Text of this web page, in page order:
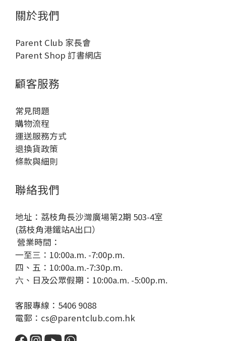
關於我們
Parent Club 家長會
Parent Shop 訂書網店
顧客服務
常見問題
購物流程
運送服務方式
退換貨政策
條款與細則
聯絡我們
地址：荔枝角長沙灣廣場第2期 503-4室
(荔枝角港鐵站A出口）
營業時間：
一至三：10:00a.m. -7:00p.m.
四、五：10:00a.m.-7:30p.m.
六、日及公眾假期：10:00a.m. -5:00p.m.
客服專線：5406 9088
電郵：cs@parentclub.com.hk